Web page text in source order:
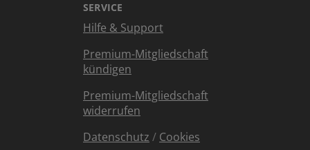
SERVICE
Hilfe & Support
Premium-Mitgliedschaft
kündigen
Premium-Mitgliedschaft
widerrufen
Datenschutz / Cookies